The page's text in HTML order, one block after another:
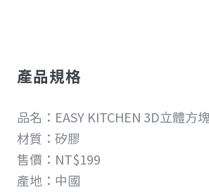
產品規格
品名：EASY KITCHEN 3D立體方
材質：矽膠
售價：NT$199
產地：中國